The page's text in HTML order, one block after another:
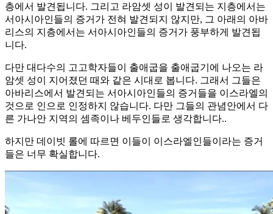
층에서 발견됩니다. 그리고 라암셋 성이 발견되는 지층에서는
서아시아인들의 증거가 전혀 발견되지 않지만, 그 아래의 아바
리스의 지층에서는 서아시아인들의 증거가 풍부하게 발견됩
니다.
다만 대다수의 고고학자들이 출애굽을 출애굽기에 나오는 라
암셋 성이 지어졌던 때와 같은 시대로 봅니다. 그래서 그들은
아바리스에서 발견되는 서아시아인들의 증거들을 이스라엘의
것으로 인으로 인정하지 않습니다. 다만 그들의 관념안에서 다
른 가나안 지역의 셈족이나 베두인들로 생각합니다..
하지만 데이빗 롤에 따르면 이들이 이스라엘인들이라는 증거
들은 너무 확실합니다.